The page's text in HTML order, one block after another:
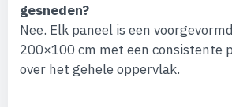
gesneden?
Nee. Elk paneel is een
200×100 cm met een consistente
over het gehele oppervlak.